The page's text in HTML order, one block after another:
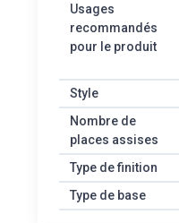
Usages
recommandés
pour le produit
Style
Nombre de
places assises
Type de finition
Type de base